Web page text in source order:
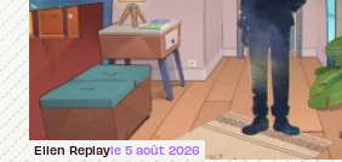
Ellen Replayle 5 août 2026